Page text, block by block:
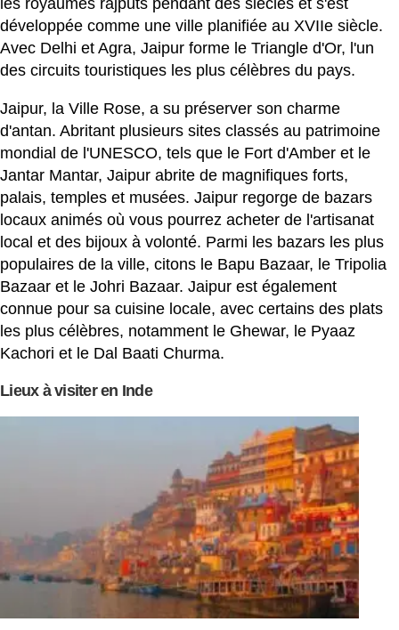
les royaumes rajputs pendant des siècles et s'est
développée comme une ville planifiée au XVIIe siècle.
Avec Delhi et Agra, Jaipur forme le Triangle d'Or, l'un
des circuits touristiques les plus célèbres du pays.
Jaipur, la Ville Rose, a su préserver son charme
d'antan. Abritant plusieurs sites classés au patrimoine
mondial de l'UNESCO, tels que le Fort d'Amber et le
Jantar Mantar, Jaipur abrite de magnifiques forts,
palais, temples et musées. Jaipur regorge de bazars
locaux animés où vous pourrez acheter de l'artisanat
local et des bijoux à volonté. Parmi les bazars les plus
populaires de la ville, citons le Bapu Bazaar, le Tripolia
Bazaar et le Johri Bazaar. Jaipur est également
connue pour sa cuisine locale, avec certains des plats
les plus célèbres, notamment le Ghewar, le Pyaaz
Kachori et le Dal Baati Churma.
Lieux à visiter en Inde